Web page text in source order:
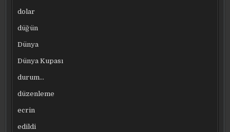
dolar
düğün
Dünya
Dünya Kupası
durum…
düzenleme
ecrin
edildi